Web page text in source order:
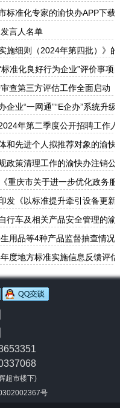
标准化专家的渝快办APP下载
言人名单
施细则（2024年第四批）》
准化良好行为企业”评价事项
查第三方评估工作全面启动
业“一网通”“E企办”系统升
年第二季度公开招聘工作
和先进个人拟推荐对象的渝快
政策清理工作的渝快办注销公
重庆市关于进一步优化政务
发《以标准提升牵引设备更
行车及相关产品安全管理的渝
用品等4种产品监督抽查情况
度地方标准实施信息反馈评
超市楼下)
号